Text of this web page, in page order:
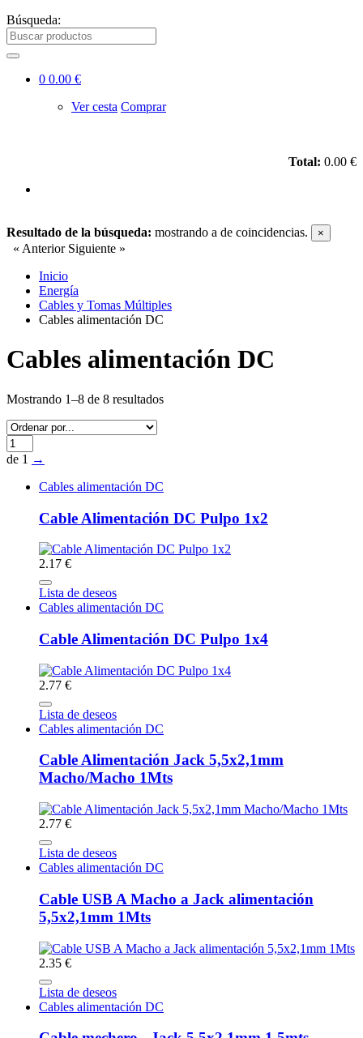
Búsqueda:
0 0.00 €
Ver cesta Comprar
Total: 0.00 €
Resultado de la búsqueda: mostrando a de coincidencias. ×
« Anterior Siguiente »
Inicio
Energía
Cables y Tomas Múltiples
Cables alimentación DC
Cables alimentación DC
Mostrando 1–8 de 8 resultados
de 1 →
Cables alimentación DC
Cable Alimentación DC Pulpo 1x2
2.17 €
Lista de deseos
Cables alimentación DC
Cable Alimentación DC Pulpo 1x4
2.77 €
Lista de deseos
Cables alimentación DC
Cable Alimentación Jack 5,5x2,1mm
Macho/Macho 1Mts
2.77 €
Lista de deseos
Cables alimentación DC
Cable USB A Macho a Jack alimentación
5,5x2,1mm 1Mts
2.35 €
Lista de deseos
Cables alimentación DC